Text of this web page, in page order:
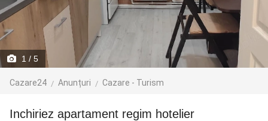
1 / 5
Cazare24 Anunțuri Cazare - Turism
Inchiriez apartament regim hotelier